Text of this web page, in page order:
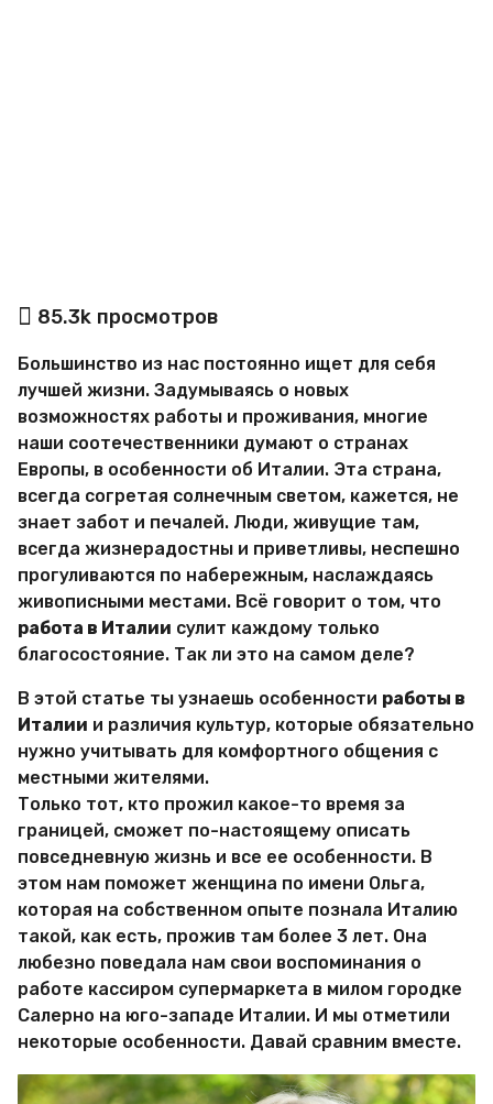
а
в
о
р
М
и
р
Х
и
т
р
о
с
т
е
й
85.3k просмотров
Большинство из нас постоянно ищет для себя
лучшей жизни. Задумываясь о новых
возможностях работы и проживания, многие
наши соотечественники думают о странах
Европы, в особенности об Италии. Эта страна,
всегда согретая солнечным светом, кажется, не
знает забот и печалей. Люди, живущие там,
всегда жизнерадостны и приветливы, неспешно
прогуливаются по набережным, наслаждаясь
живописными местами. Всё говорит о том, что
работа в Италии сулит каждому только
благосостояние. Так ли это на самом деле?
В этой статье ты узнаешь особенности работы в
Италии и различия культур, которые обязательно
нужно учитывать для комфортного общения с
местными жителями.
Только тот, кто прожил какое-то время за
границей, сможет по-настоящему описать
повседневную жизнь и все ее особенности. В
этом нам поможет женщина по имени Ольга,
которая на собственном опыте познала Италию
такой, как есть, прожив там более 3 лет. Она
любезно поведала нам свои воспоминания о
работе кассиром супермаркета в милом городке
Салерно на юго-западе Италии. И мы отметили
некоторые особенности. Давай сравним вместе.